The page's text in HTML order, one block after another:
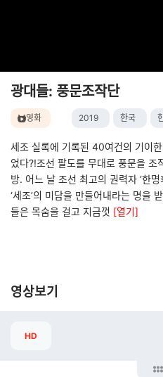
광대들: 풍문조작단
영화 2019 한국
세조 실록에 기록된 40여건의 기이
었다?!조선 팔도를 무대로 풍문을 조
방. 어느 날 조선 최고의 권력자 ‘한
‘세조’의 미담을 만들어내라는 명을
들은 목숨을 걸고 지금껏 [열기]
영상보기
HD